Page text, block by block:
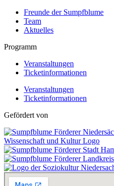
Freunde der Sumpfblume
Team
Aktuelles
Programm
Veranstaltungen
Ticketinformationen
Veranstaltungen
Ticketinformationen
Gefördert von